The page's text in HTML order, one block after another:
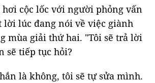
hơi cộc lốc với người phỏng vấn
lời lúc đang nói về việc giành
mùa giải thứ hai. "Tôi sẽ trả lời
sẽ tiếp tục hỏi?
là không, tôi sẽ tự sửa mình.